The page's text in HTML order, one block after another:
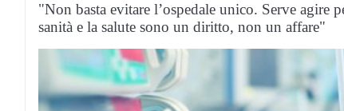
"Non basta evitare l’ospedale unico. Serve agire
sanità e la salute sono un diritto, non un affare"